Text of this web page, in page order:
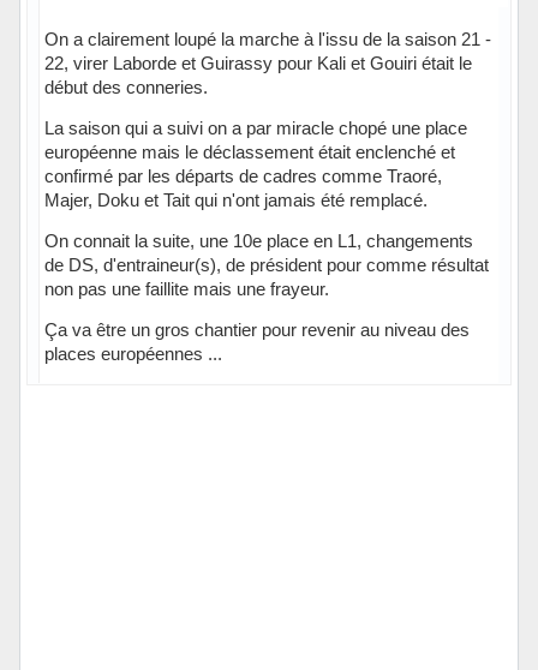
On a clairement loupé la marche à l'issu de la saison 21 -
22, virer Laborde et Guirassy pour Kali et Gouiri était le
début des conneries.
La saison qui a suivi on a par miracle chopé une place
européenne mais le déclassement était enclenché et
confirmé par les départs de cadres comme Traoré,
Majer, Doku et Tait qui n'ont jamais été remplacé.
On connait la suite, une 10e place en L1, changements
de DS, d'entraineur(s), de président pour comme résultat
non pas une faillite mais une frayeur.
Ça va être un gros chantier pour revenir au niveau des
places européennes ...